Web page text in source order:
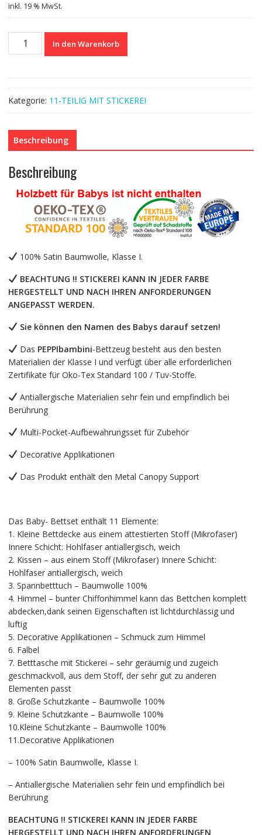
war:
250,00 €160,00 €.
inkl. 19 % MwSt.
PEPPIbambini
ROYAL
Somon
Baby-
Bettwaren,
11-
teilig,
Bettwäsche,
100%
Baumwolle
mit
Stickerei
Moskitonetz
Menge
In den Warenkorb
Kategorie: 11-TEILIG MIT STICKEREI
Beschreibung
Beschreibung
100% Satin Baumwolle, Klasse I.
BEACHTUNG !! STICKEREI KANN IN JEDER FARBE
HERGESTELLT UND NACH IHREN ANFORDERUNGEN
ANGEPASST WERDEN.
Sie können den Namen des Babys darauf setzen!
Das PEPPIbambini-Bettzeug besteht aus den besten
Materialien der Klasse I und verfügt über alle erforderlichen
Zertifikate für Oko-Tex Standard 100 / Tuv-Stoffe.
Antiallergische Materialien sehr fein und empfindlich bei
Berührung
Multi-Pocket-Aufbewahrungsset für Zubehör
Decorative Applikationen
Das Produkt enthält den Metal Canopy Support
Das Baby- Bettset enthält 11 Elemente:
1. Kleine Bettdecke aus einem attestierten Stoff (Mikrofaser)
Innere Schicht: Hohlfaser antiallergisch, weich
2. Kissen – aus einem Stoff (Mikrofaser) Innere Schicht:
Hohlfaser antiallergisch, weich
3. Spannbetttuch – Baumwolle 100%
4. Himmel – bunter Chiffonhimmel kann das Bettchen komplett
abdecken,dank seinen Eigenschaften ist lichtdurchlässig und
luftig
5. Decorative Applikationen – Schmuck zum Himmel
6. Falbel
7. Betttasche mit Stickerei – sehr geräumig und zugeich
geschmackvoll, aus dem Stoff, der sehr gut zu anderen
Elementen passt
8. Große Schutzkante – Baumwolle 100%
9. Kleine Schutzkante – Baumwolle 100%
10.Kleine Schutzkante – Baumwolle 100%
11.Decorative Applikationen
– 100% Satin Baumwolle, Klasse I.
– Antiallergische Materialien sehr fein und empfindlich bei
Berührung
BEACHTUNG !! STICKEREI KANN IN JEDER FARBE
HERGESTELLT UND NACH IHREN ANFORDERUNGEN